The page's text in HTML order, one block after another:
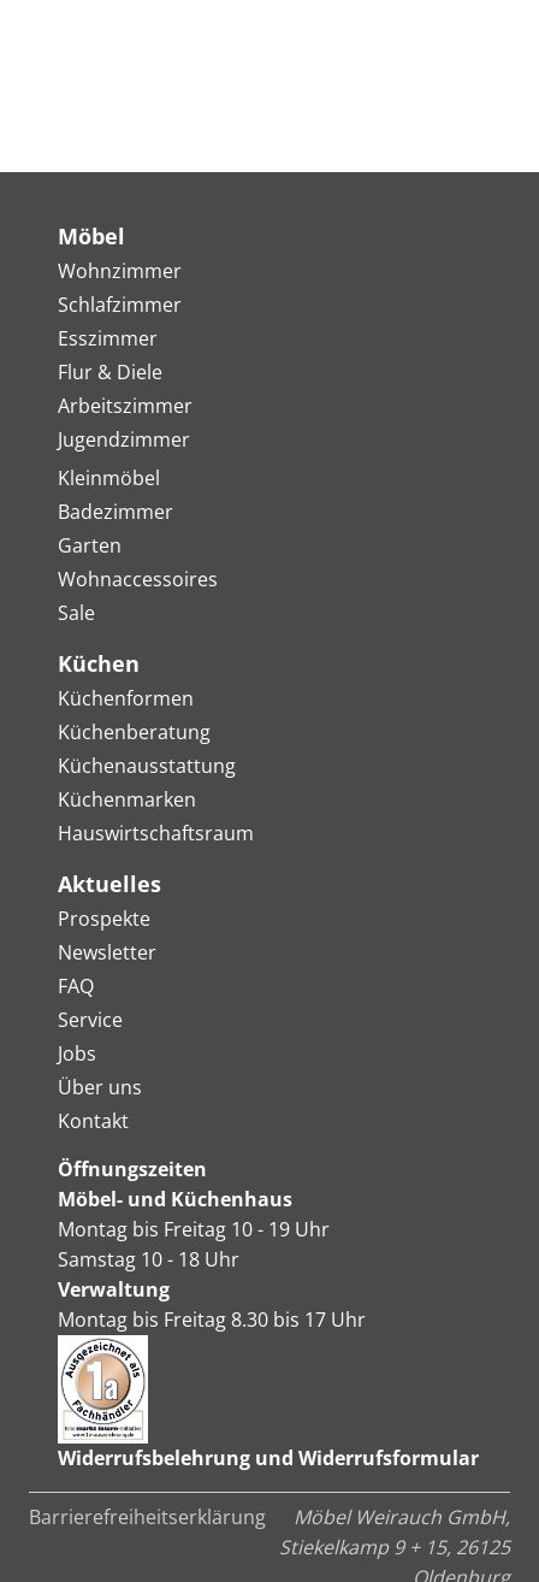
Möbel
Wohnzimmer
Schlafzimmer
Esszimmer
Flur & Diele
Arbeitszimmer
Jugendzimmer
Kleinmöbel
Badezimmer
Garten
Wohnaccessoires
Sale
Küchen
Küchenformen
Küchenberatung
Küchenausstattung
Küchenmarken
Hauswirtschaftsraum
Aktuelles
Prospekte
Newsletter
FAQ
Service
Jobs
Über uns
Kontakt
Öffnungszeiten
Möbel- und Küchenhaus
Montag bis Freitag 10 - 19 Uhr
Samstag 10 - 18 Uhr
Verwaltung
Montag bis Freitag 8.30 bis 17 Uhr
Widerrufsbelehrung und Widerrufsformular
Barrierefreiheitserklärung
Möbel Weirauch GmbH,
Stiekelkamp 9 + 15, 26125
Oldenburg